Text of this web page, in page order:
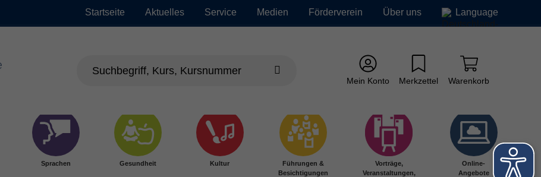
Startseite Aktuelles Service Medien Förderverein Über uns Language
Mein Konto Merkzettel Warenkorb
Sprachen Gesundheit Kultur
Führungen &
Besichtigungen
Vorträge,
Veranstaltungen,
Online-
Angebote